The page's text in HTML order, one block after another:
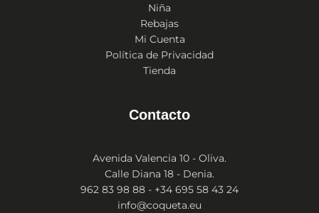
Niña
Rebajas
Mi Cuenta
Política de Privacidad
Tienda
Contacto
Avenida Valencia 10 - Oliva.
Calle Diana 18 - Denia.
962 83 98 88 - +34 695 58 43 24
info@coqueta.eu